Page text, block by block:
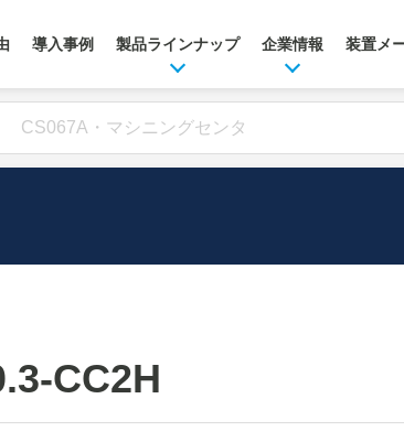
導入事例 製品ラインナップ 企業情報 装置メ
CC2H